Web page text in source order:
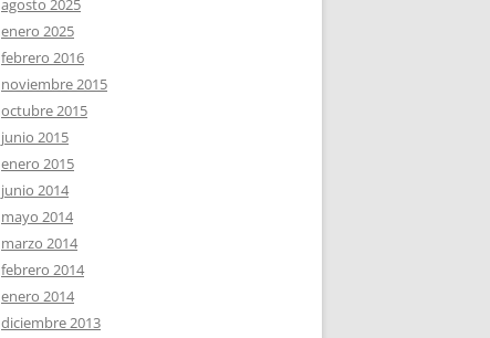
agosto 2025
enero 2025
febrero 2016
noviembre 2015
octubre 2015
junio 2015
enero 2015
junio 2014
mayo 2014
marzo 2014
febrero 2014
enero 2014
diciembre 2013